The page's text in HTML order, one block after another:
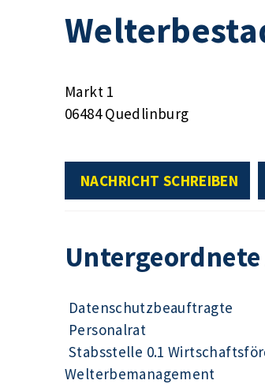
Markt 1
06484 Quedlinburg
NACHRICHT SCHREIBEN
Untergeordnete
Datenschutzbeauftragte
Personalrat
Stabsstelle 0.1
Welterbemanagement